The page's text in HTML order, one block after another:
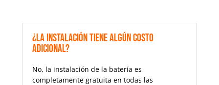
¿La instalación tiene algún costo
adicional?
No, la instalación de la batería es
completamente gratuita en todas las